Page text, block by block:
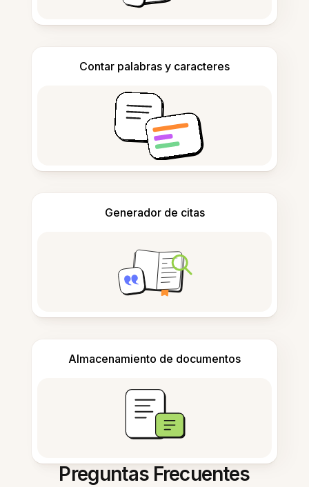
Contar palabras y caracteres
Generador de citas
Almacenamiento de documentos
Preguntas Frecuentes